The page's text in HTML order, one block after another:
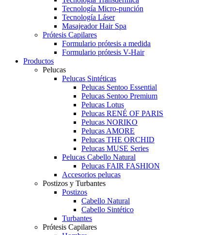
Tecnología Micro-punción
Tecnología Láser
Masajeador Hair Spa
Prótesis Capilares
Formulario prótesis a medida
Formulario prótesis V-Hair
Productos
Pelucas
Pelucas Sintéticas
Pelucas Sentoo Essential
Pelucas Sentoo Premium
Pelucas Lotus
Pelucas RENÉ OF PARIS
Pelucas NORIKO
Pelucas AMORE
Pelucas THE ORCHID
Pelucas MUSE Series
Pelucas Cabello Natural
Pelucas FAIR FASHION
Accesorios pelucas
Postizos y Turbantes
Postizos
Cabello Natural
Cabello Sintético
Turbantes
Prótesis Capilares